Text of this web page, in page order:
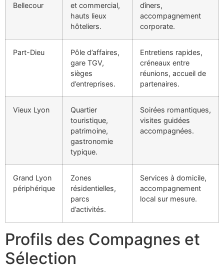
Bellecour
et commercial,
hauts lieux
hôteliers.
dîners,
accompagnement
corporate.
Part-Dieu
Pôle d’affaires,
gare TGV,
sièges
d’entreprises.
Entretiens rapides,
créneaux entre
réunions, accueil de
partenaires.
Vieux Lyon
Quartier
touristique,
patrimoine,
gastronomie
typique.
Soirées romantiques,
visites guidées
accompagnées.
Grand Lyon
périphérique
Zones
résidentielles,
parcs
d’activités.
Services à domicile,
accompagnement
local sur mesure.
Profils des Compagnes et
Sélection